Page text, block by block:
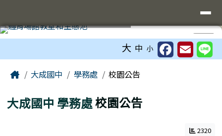
⏸
大 中 小
Home大成國中 學務處 校園公告
大成國中 學務處校園公告
2320